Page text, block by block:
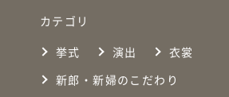
カテゴリ
挙式 演出 衣裳
新郎・新婦のこだわり